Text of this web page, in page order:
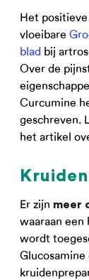
Het
vloeibare
blad bij
Over de
Curcumine
geschreven.
het artikel
Er zijn meer
waaraan
wordt